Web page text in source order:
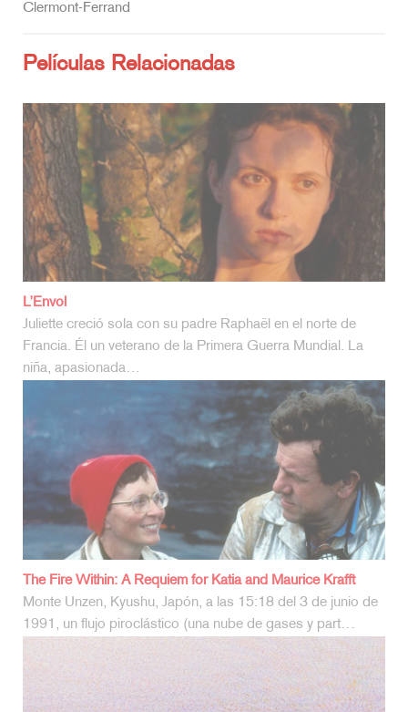
Clermont-Ferrand
Películas Relacionadas